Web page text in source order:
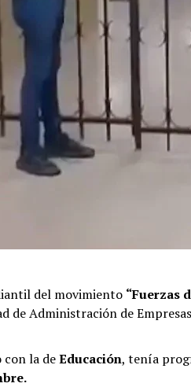
del movimiento “Fuerzas
de Administración de
con la deEducación, tenía